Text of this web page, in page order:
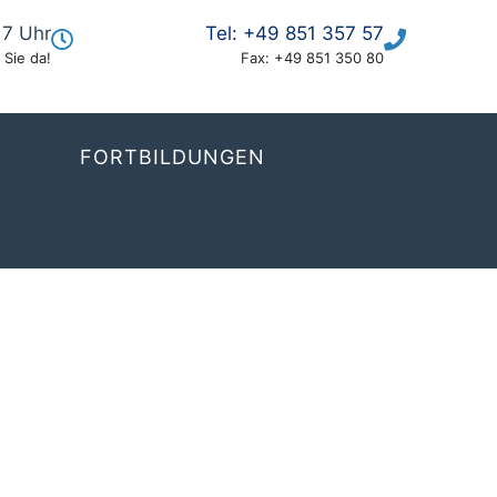
Uhr
da!
Tel: +49 851 357 57
Fax: +49 851 350 80
FORTBILDUNGEN